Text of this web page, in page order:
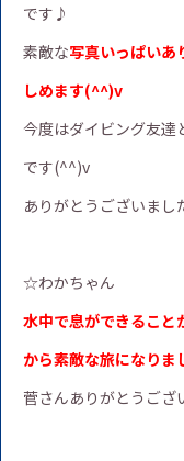
です♪
素敵な写真いっぱい
しめます(^^)v
今度はダイビング友達
です(^^)v
ありがとうございま
☆わかちゃん
水中で息ができること
から素敵な旅になりま
菅さんありがとうご